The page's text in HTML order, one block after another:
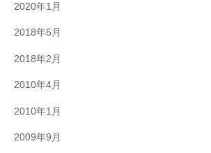
2020年1月
2018年5月
2018年2月
2010年4月
2010年1月
2009年9月